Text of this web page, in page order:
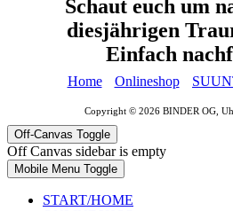
Schaut euch um
diesjährigen
Einfach
Home Onlineshop
Copyright © 2026 BINDER OG,
Off-Canvas Toggle
Off Canvas sidebar is empty
Mobile Menu Toggle
START/HOME